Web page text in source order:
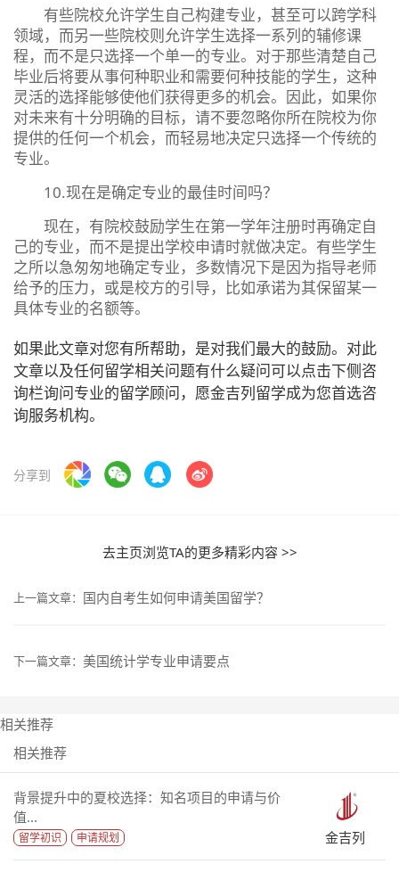
有些院校允许学生自己构建专业，甚至可以跨学科
领域，而另一些院校则允许学生选择一系列的辅修课
程，而不是只选择一个单一的专业。对于那些清楚自己
毕业后将要从事何种职业和需要何种技能的学生，这种
灵活的选择能够使他们获得更多的机会。因此，如果你
对未来有十分明确的目标，请不要忽略你所在院校为你
提供的任何一个机会，而轻易地决定只选择一个传统的
专业。
10.现在是确定专业的最佳时间吗？
现在，有院校鼓励学生在第一学年注册时再确定自
己的专业，而不是提出学校申请时就做决定。有些学生
之所以急匆匆地确定专业，多数情况下是因为指导老师
给予的压力，或是校方的引导，比如承诺为其保留某一
具体专业的名额等。
如果此文章对您有所帮助，是对我们最大的鼓励。对此
文章以及任何留学相关问题有什么疑问可以点击下侧咨
询栏询问专业的留学顾问，愿金吉列留学成为您首选咨
询服务机构。
分享到
去主页浏览TA的更多精彩内容 >>
上一篇文章： 国内自考生如何申请美国留学？
下一篇文章： 美国统计学专业申请要点
相关推荐
相关推荐
背景提升中的夏校选择：知名项目的申请与价
值...
留学初识 申请规划 金吉列